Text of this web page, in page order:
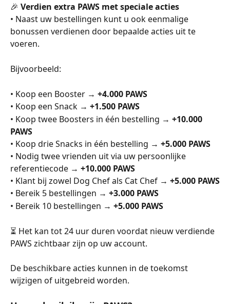
🎉 Verdien extra PAWS met speciale acties
• Naast uw bestellingen kunt u ook eenmalige
bonussen verdienen door bepaalde acties uit te
voeren.
Bijvoorbeeld:
• Koop een Booster → +4.000 PAWS
• Koop een Snack → +1.500 PAWS
• Koop twee Boosters in één bestelling → +10.000
PAWS
• Koop drie Snacks in één bestelling → +5.000 PAWS
• Nodig twee vrienden uit via uw persoonlijke
referentiecode → +10.000 PAWS
• Klant bij zowel Dog Chef als Cat Chef → +5.000 PAWS
• Bereik 5 bestellingen → +3.000 PAWS
• Bereik 10 bestellingen → +5.000 PAWS
⏳ Het kan tot 24 uur duren voordat nieuw verdiende
PAWS zichtbaar zijn op uw account.
De beschikbare acties kunnen in de toekomst
wijzigen of uitgebreid worden.